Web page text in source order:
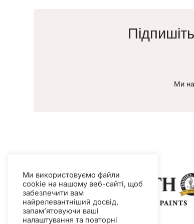
Ми
Ми використовуємо файли
cookie на нашому веб-сайті, щоб
забезпечити вам
найрелевантніший досвід,
запам’ятовуючи ваші
налаштування та повторні